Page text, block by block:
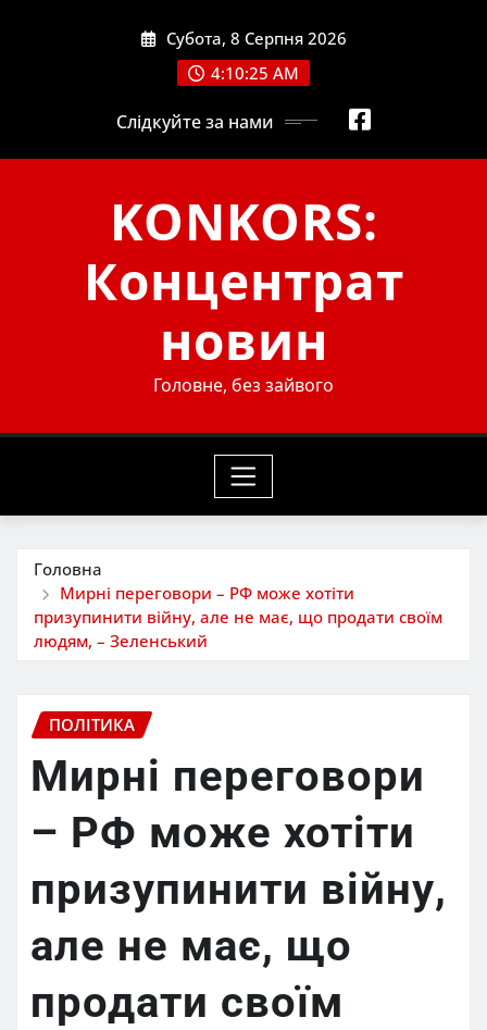
Субота, 8 Серпня 2026
4:10:26 AM
Слідкуйте за нами
KONKORS:
Концентрат
новин
Головне, без зайвого
Головна
Мирні переговори – РФ може хотіти
призупинити війну, але не має, що продати своїм
людям, – Зеленський
ПОЛІТИКА
Мирні переговори
– РФ може хотіти
призупинити війну,
але не має, що
продати своїм